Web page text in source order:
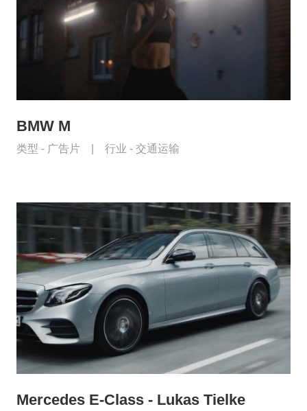
BMW M
类型 - 广告片 行业 - 交通运输
Mercedes E-Class - Lukas Tielke